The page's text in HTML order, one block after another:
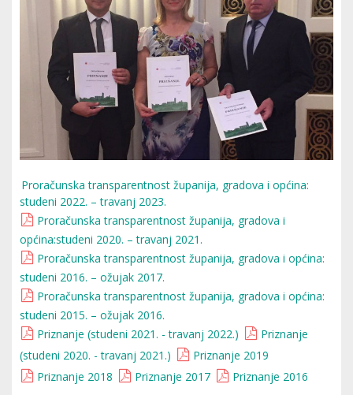
Proračunska transparentnost županija, gradova i općina:
studeni 2022. – travanj 2023.
Proračunska transparentnost županija, gradova i
općina:studeni 2020. – travanj 2021.
Proračunska transparentnost županija, gradova i općina:
studeni 2016. – ožujak 2017.
Proračunska transparentnost županija, gradova i općina:
studeni 2015. – ožujak 2016.
Priznanje (studeni 2021. - travanj 2022.)
Priznanje
(studeni 2020. - travanj 2021.)
Priznanje 2019
Priznanje 2018
Priznanje 2017 Priznanje 2016